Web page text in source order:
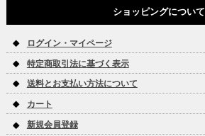
ショッピングについて
ログイン・マイページ
特定商取引法に基づく表示
送料とお支払い方法について
カート
新規会員登録